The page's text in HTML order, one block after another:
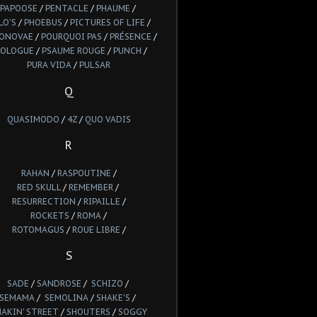
PAPOOSE / PENTACLE / PHAUME /
/ PHOEBUS / PICTURES OF LIFE /
/ POURQUOI PAS / PRÉSENCE /
/ PSAUME ROUGE / PUNCH /
PURA VIDA / PULSAR
Q
QUASIMODO / 4Z/ QUO VADIS
R
RAHAN / RASPOUTINE /
RED SKULL/ REMEMBER/
RESURRECTION / RIPAILLE /
ROCKETS / ROMA /
ROTOMAGUS / ROUE LIBRE /
S
SADE / SANDROSE / SCHIZO /
SEMAMA / SEMOLINA / SHAKE'S /
STREET / SHOUTERS / SOGGY